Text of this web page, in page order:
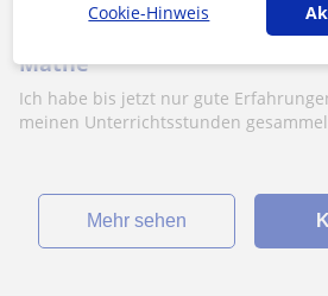
Nachhilfe-Unterricht für
Mathe
Ich habe bis jetzt nur gute
meinen Unterrichtsstunden
Mehr sehen
Cookie-Hinweis